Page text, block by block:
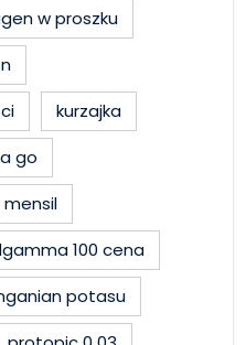
w proszku
kurzajka
go
mensil
100 cena
potasu